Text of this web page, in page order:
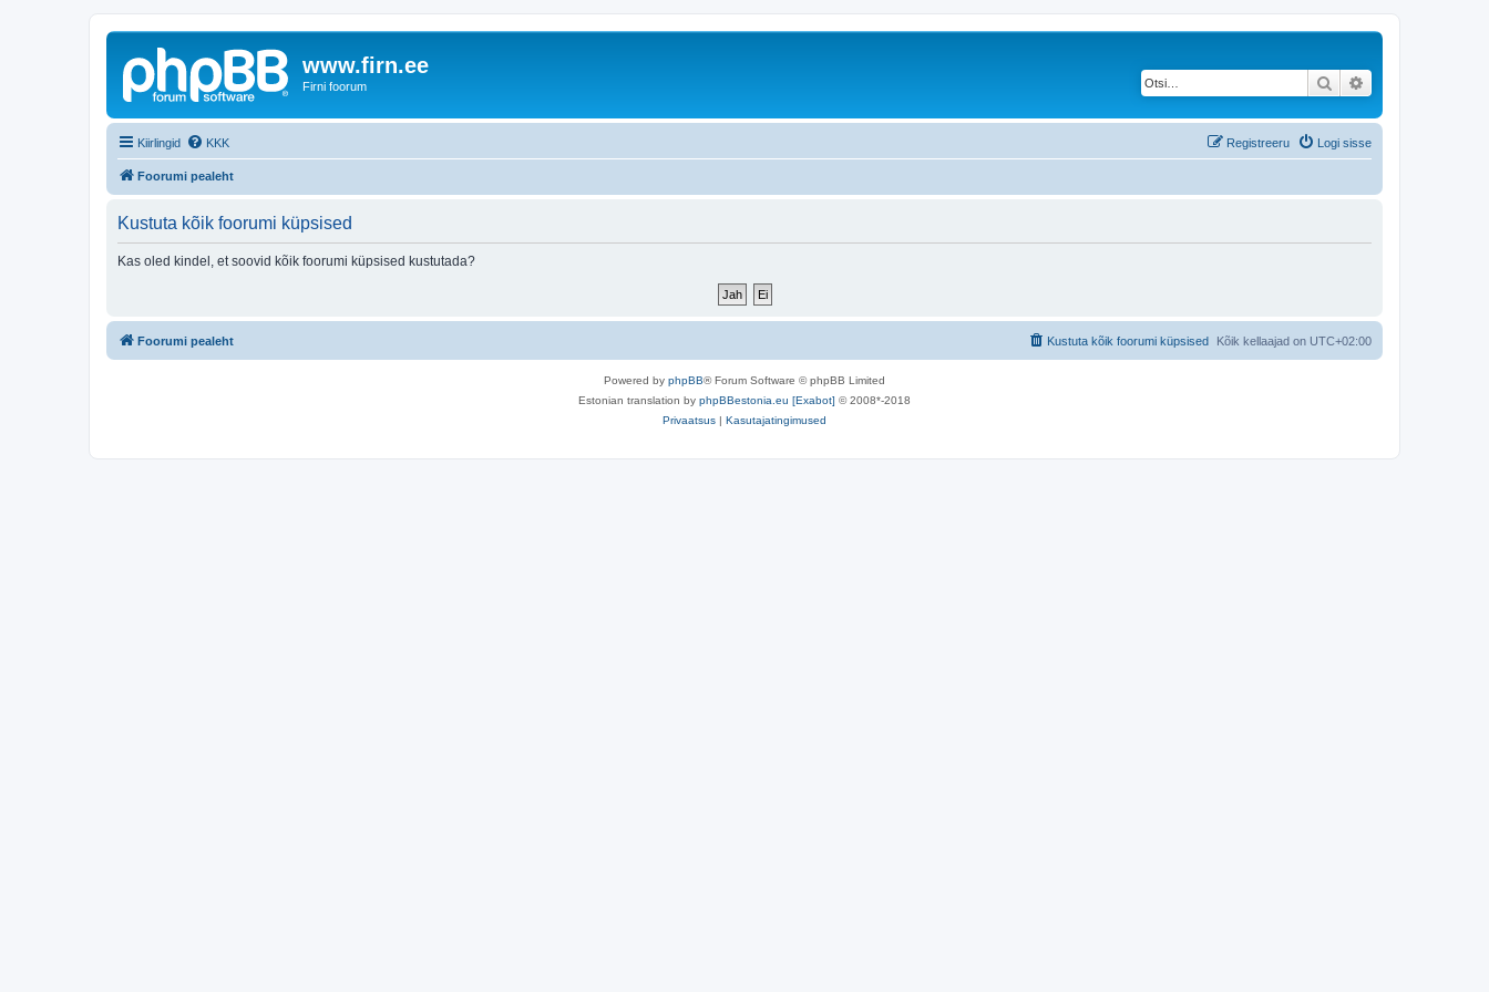
www.firn.ee
Firni foorum Otsi
Kiirlingid KKK Logi sisse
Registreeru
Foorumi pealeht
Kustuta kõik foorumi küpsised
Kas oled kindel, et soovid kõik foorumi küpsised kustutada?
Foorumi pealeht Kõik kellaajad on UTC+02:00
Kustuta kõik foorumi küpsised
Powered by phpBB® Forum Software © phpBB Limited
Estonian translation by phpBBestonia.eu [Exabot] © 2008*-2018
Privaatsus | Kasutajatingimused